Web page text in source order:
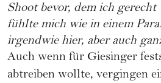
Shoot bevor, dem ich
fühlte mich wie in einem
irgendwie hier, aber auch
Auch wenn für Giesinger
abtreiben wollte, vergingen